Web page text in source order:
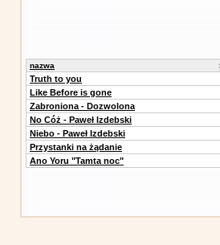
nazwa
Truth to you
Like Before is gone
Zabroniona - Dozwolona
No Cóż - Paweł Izdebski
Niebo - Paweł Izdebski
Przystanki na żądanie
Ano Yoru "Tamta noc"